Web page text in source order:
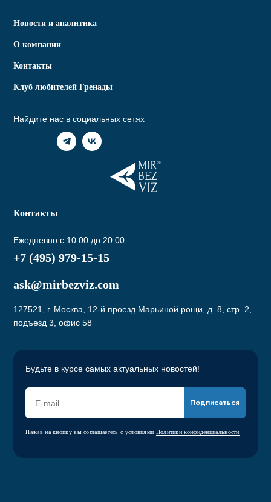
Новости и аналитика
О компании
Контакты
Клуб любителей Гренады
Найдите нас в социальных сетях
Контакты
Ежедневно с 10.00 до 20.00
+7 (495) 979-15-15
ask@mirbezviz.com
127521, г. Москва, 12-й проезд Марьиной рощи, д. 8, стр. 2,
подъезд 3, офис 58
Будьте в курсе самых актуальных новостей!
Подписаться
Нажав на кнопку вы соглашаетесь с условиями Политики конфиденциальности